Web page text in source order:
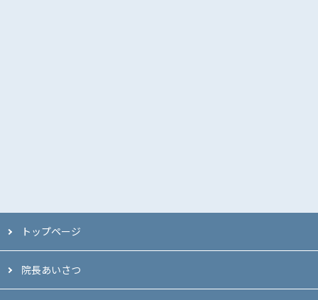
トップページ
院長あいさつ